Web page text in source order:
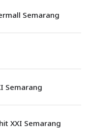
Semarang
Semarang
XXI Semarang